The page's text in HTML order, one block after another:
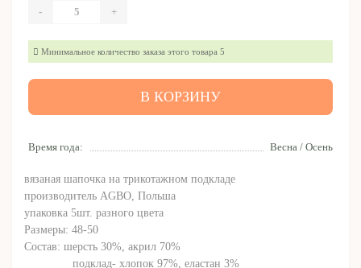
Время года: Весна / Осень
вязаная шапочка на трикотажном подкладе
производитель AGBO, Польша
упаковка 5шт. разного цвета
Размеры: 48-50
Состав: шерсть 30%, акрил 70%
подклад- хлопок 97%, еластан 3%
- +
Минимальное количество заказа этого товара 5
В КОРЗИНУ